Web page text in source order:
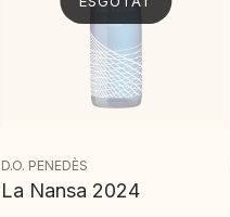
D.O. PENEDÈS
La Nansa 2024